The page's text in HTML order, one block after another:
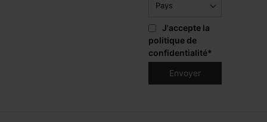
J'accepte la
politique de
confidentialité*